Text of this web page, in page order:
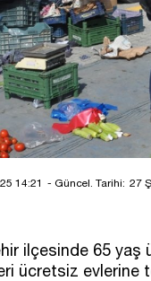
14:21 - Güncel. Tarihi: 27
ilçesinde 65 yaş
ücretsiz evlerine